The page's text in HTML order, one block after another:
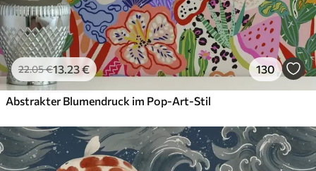
22.05€13.23€ 130
Abstrakter Blumendruck im Pop-Art-Stil